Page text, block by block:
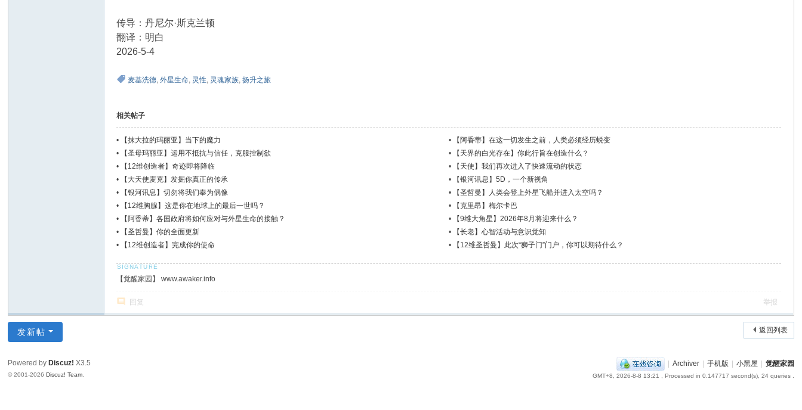
传导：丹尼尔·斯克兰顿
翻译：明白
2026-5-4
麦基洗德,外星生命, 灵性, 灵魂家族,扬升之旅
相关帖子
• 【抹大拉的玛丽亚】当下的魔力 •
【阿香蒂】在这一切发生之前，人类必须经历蜕变
•
【圣母玛丽亚】运用不抵抗与信任，克服控制欲 •
【天界的白光存在】你此行旨在创造什么？
•
【12维创造者】奇迹即将降临 •
【天使】我们再次进入了快速流动的状态
•
【大天使麦克】发掘你真正的传承 •
【银河讯息】5D，一个新视角
•
【银河讯息】切勿将我们奉为偶像 •
【圣哲曼】人类会登上外星飞船并进入太空吗？
•
【12维胸腺】这是你在地球上的最后一世吗？ •
【克里昂】梅尔卡巴
•
【阿香蒂】各国政府将如何应对与外星生命的接触？ •
【9维大角星】2026年8月将迎来什么？
•
【圣哲曼】你的全面更新 •
【长老】心智活动与意识觉知
•
【12维创造者】完成你的使命 • 【12维圣哲曼】此次“狮子门”门户，你可以期待什么？
【觉醒家园】 www.awaker.info
回复 举报
返回列表
发新帖
| Archiver | 手机版 | 小黑屋 | 觉醒家园
GMT+8, 2026-8-8 13:21 , Processed in 0.147717 second(s), 24 queries .
Powered by Discuz! X3.5
© 2001-2026Discuz! Team